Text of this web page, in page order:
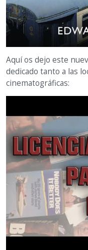
Aquí os dejo este
dedicado tanto a las
cinematográficas: